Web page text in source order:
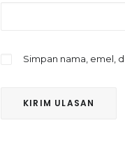
Simpan nama, emel,